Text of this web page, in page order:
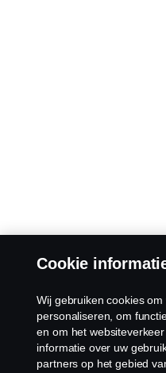
Cookie
Wij gebruiken cookies
personaliseren, om
en om het
informatie over uw
partners op het gebied